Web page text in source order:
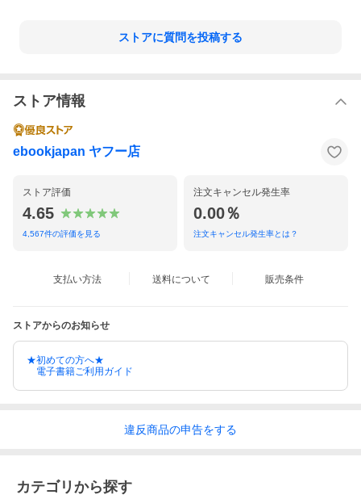
ストアに質問を投稿する
ストア情報
ebookjapan ヤフー店
ストア評価
4.65
4,567件の評価を見る
注文キャンセル発生率
0.00％
注文キャンセル発生率とは？
支払い方法 送料について 販売条件
ストアからのお知らせ
★初めての方へ★
電子書籍ご利用ガイド
違反商品の申告をする
カテゴリから探す